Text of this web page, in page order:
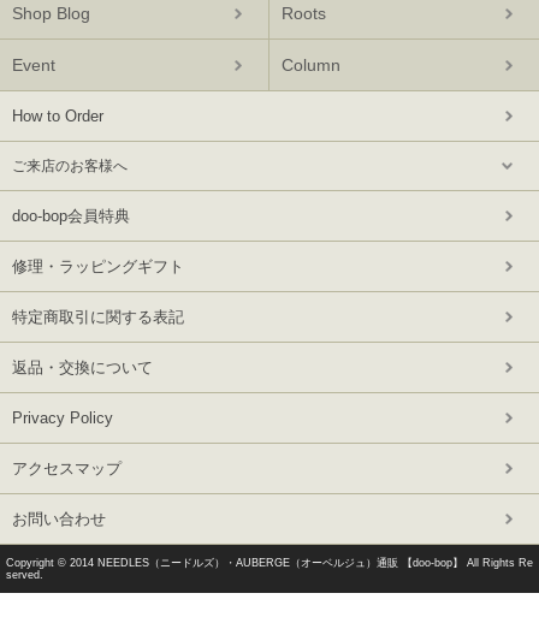
Shop Blog Roots
Event Column
How to Order
ご来店のお客様へ
doo-bop会員特典
修理・ラッピングギフト
特定商取引に関する表記
返品・交換について
Privacy Policy
アクセスマップ
お問い合わせ
Copyright © 2014 NEEDLES（ニードルズ）・AUBERGE（オーベルジュ）通販 【doo-bop】
All Rights Re
served.